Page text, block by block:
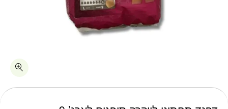
כמות דפנד תחתוני לייקרה סופגים לארג' 9 יחידות